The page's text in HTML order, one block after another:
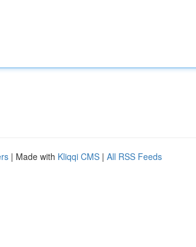
| Made with Kliqqi CMS | All RSS Feeds